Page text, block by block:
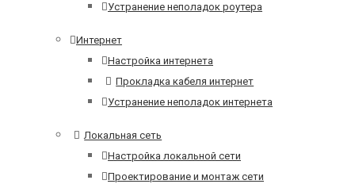
Устранение неполадок роутера
Интернет
Настройка интернета
Прокладка кабеля интернет
Устранение неполадок интернета
Локальная сеть
Настройка локальной сети
Проектирование и монтаж сети